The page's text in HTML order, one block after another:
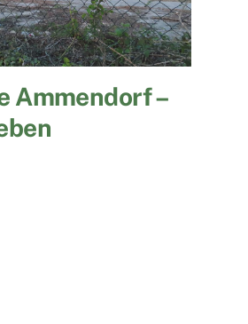
Ammendorf –